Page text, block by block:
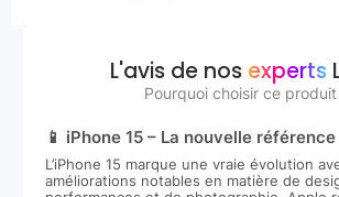
L'avis de nos experts
Pourquoi choisir ce produit
📱 iPhone 15 – La nouvelle référence
L’iPhone 15 marque une vraie évolution
améliorations notables en matière de